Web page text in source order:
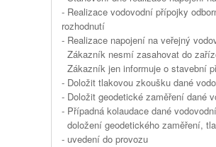
- Realizace vodovodní přípojky
rozhodnutí
- Realizace napojení na veřejný
Zákazník nesmí zasahovat do
Zákazník jen informuje o stavební
- Doložit tlakovou zkoušku dané
- Doložit geodetické zaměření dané
- Případná kolaudace dané
doložení geodetického zaměření,
- uvedení do provozu